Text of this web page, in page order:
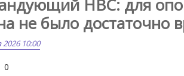
НВС: для
не было достаточно
10:00
0